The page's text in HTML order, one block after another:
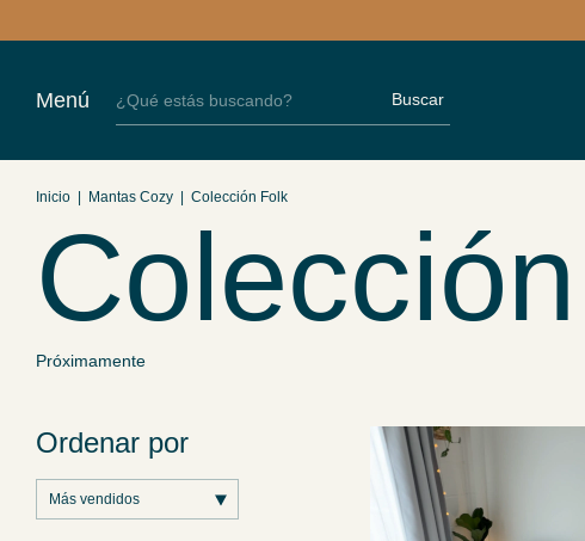
Menú Buscar
Inicio Mantas Cozy Colección Folk
Próximamente
Ordenar por